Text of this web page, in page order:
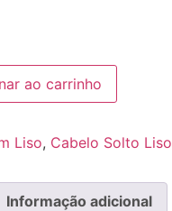
ao carrinho
Liso, Cabelo Solto Liso
Informação adicional